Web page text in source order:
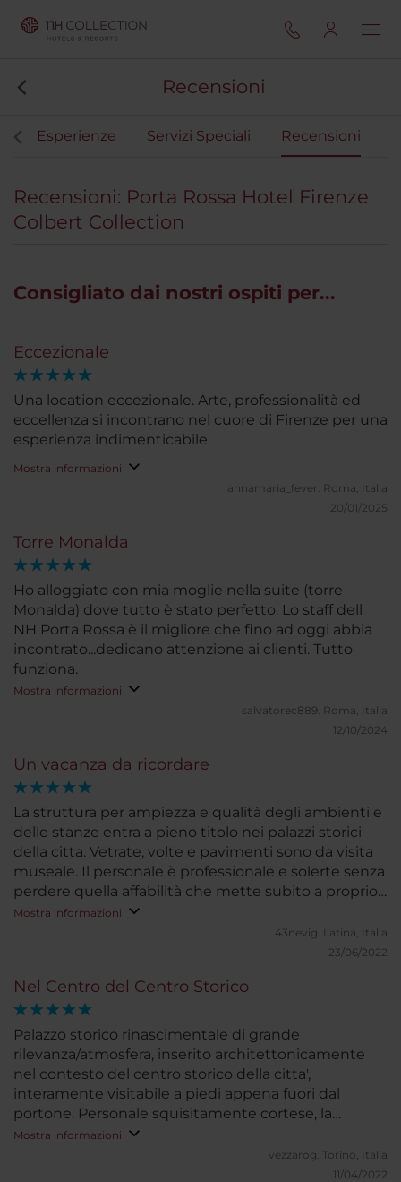
Recensioni
Esperienze Servizi Speciali Recensioni
Recensioni: Porta Rossa Hotel Firenze
Colbert Collection
Consigliato dai nostri ospiti per...
Eccezionale
Una location eccezionale. Arte, professionalità ed
eccellenza si incontrano nel cuore di Firenze per una
esperienza indimenticabile.
Mostra informazioni
annamaria_fever. Roma, Italia
20/01/2025
Torre Monalda
Ho alloggiato con mia moglie nella suite (torre
Monalda) dove tutto è stato perfetto. Lo staff dell
NH Porta Rossa è il migliore che fino ad oggi abbia
incontrato...dedicano attenzione ai clienti. Tutto
funziona.
Mostra informazioni
salvatorec889. Roma, Italia
12/10/2024
Un vacanza da ricordare
La struttura per ampiezza e qualità degli ambienti e
delle stanze entra a pieno titolo nei palazzi storici
della citta. Vetrate, volte e pavimenti sono da visita
museale. Il personale è professionale e solerte senza
perdere quella affabilità che mette subito a proprio
agio. La prima colazione è nel solco della tradizione
NH ricchissima e sempre assortita per tutti i gusti.
Unico rilievo, in una delle due stanze la toilette per
infrequente in altri paesi ma in Italia e in un cinque
stelle mi sembra una macchia importante. Capisco i
vincoli storici ma ormai le soluzioni tecniche
permettono di superare ogni diffficoltà..... In ogni
caso davvero una vacanza da ricordare con piacere.
Mostra informazioni
43nevig. Latina, Italia
23/06/2022
Nel Centro del Centro Storico
Palazzo storico rinascimentale di grande
rilevanza/atmosfera, inserito architettonicamente
nel contesto del centro storico della citta',
interamente visitabile a piedi appena fuori dal
portone. Personale squisitamente cortese, la
conciergerie ha perfettamente interpretato le ns
preferenze per consigliarci ristoranti per provare
piatti tipici locali con ottimo rapporto qualita'/prezzo.
Mostra informazioni
vezzarog. Torino, Italia
11/04/2022